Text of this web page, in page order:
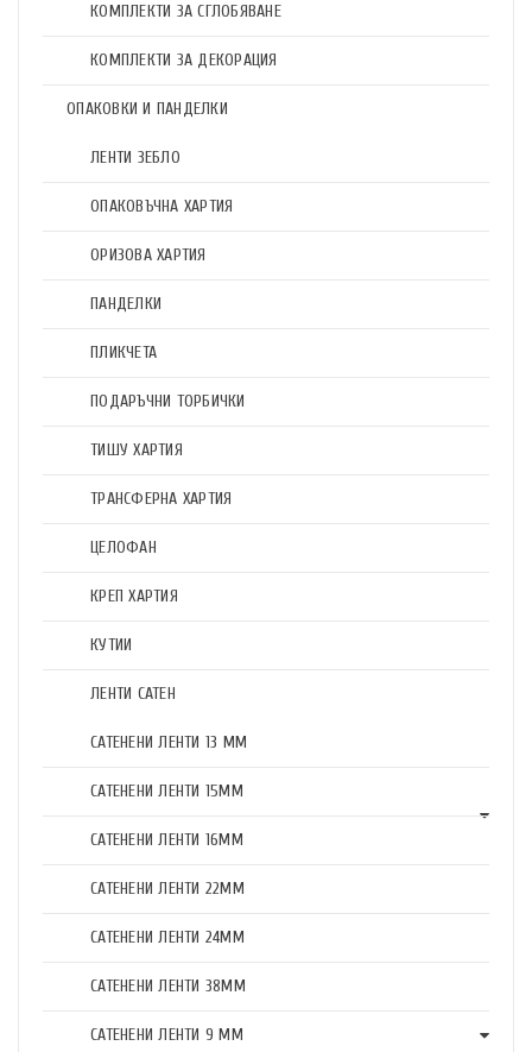
КОМПЛЕКТИ ЗА СГЛОБЯВАНЕ
КОМПЛЕКТИ ЗА ДЕКОРАЦИЯ
ОПАКОВКИ И ПАНДЕЛКИ
ЛЕНТИ ЗЕБЛО
ОПАКОВЪЧНА ХАРТИЯ
ОРИЗОВА ХАРТИЯ
ПАНДЕЛКИ
ПЛИКЧЕТА
ПОДАРЪЧНИ ТОРБИЧКИ
ТИШУ ХАРТИЯ
ТРАНСФЕРНА ХАРТИЯ
ЦЕЛОФАН
КРЕП ХАРТИЯ
КУТИИ
ЛЕНТИ САТЕН
САТЕНЕНИ ЛЕНТИ 13 ММ
САТЕНЕНИ ЛЕНТИ 15ММ
САТЕНЕНИ ЛЕНТИ 16ММ
САТЕНЕНИ ЛЕНТИ 22ММ
САТЕНЕНИ ЛЕНТИ 24ММ
САТЕНЕНИ ЛЕНТИ 38ММ
САТЕНЕНИ ЛЕНТИ 9 ММ